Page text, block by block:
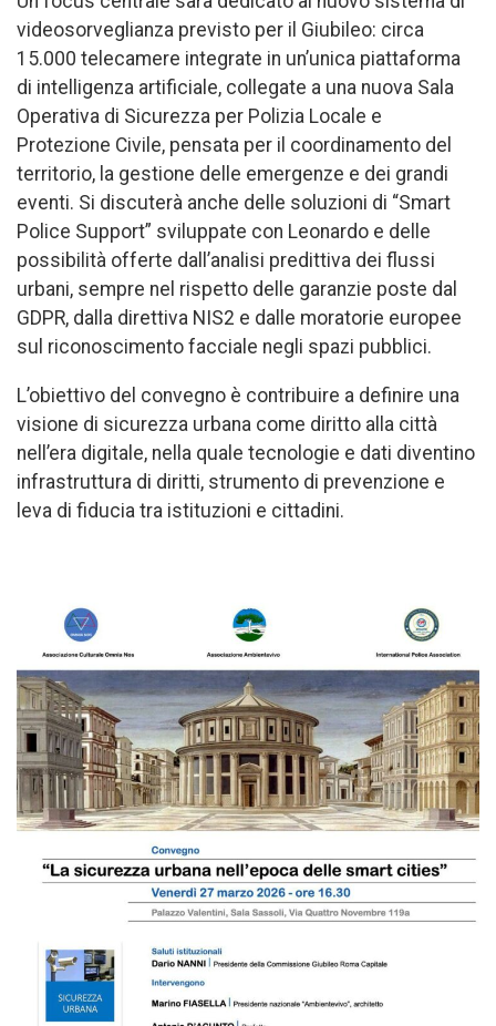
videosorveglianza previsto per il Giubileo: circa
15.000 telecamere integrate in un’unica piattaforma
di intelligenza artificiale, collegate a una nuova Sala
Operativa di Sicurezza per Polizia Locale e
Protezione Civile, pensata per il coordinamento del
territorio, la gestione delle emergenze e dei grandi
eventi. Si discuterà anche delle soluzioni di “Smart
Police Support” sviluppate con Leonardo e delle
possibilità offerte dall’analisi predittiva dei flussi
urbani, sempre nel rispetto delle garanzie poste dal
GDPR, dalla direttiva NIS2 e dalle moratorie europee
sul riconoscimento facciale negli spazi pubblici.
L’obiettivo del convegno è contribuire a definire una
visione di sicurezza urbana come diritto alla città
nell’era digitale, nella quale tecnologie e dati diventino
infrastruttura di diritti, strumento di prevenzione e
leva di fiducia tra istituzioni e cittadini.